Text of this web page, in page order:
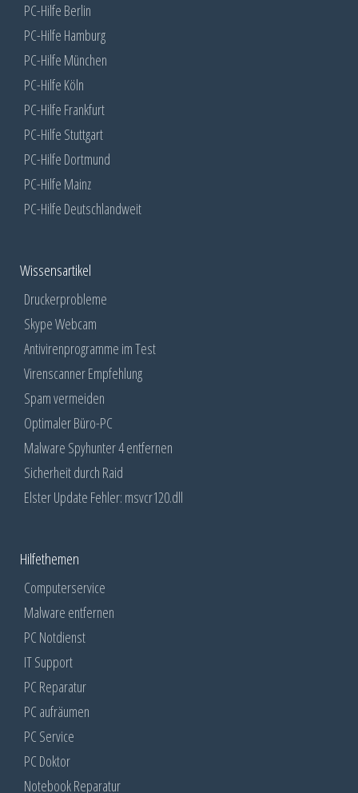
PC-Hilfe Berlin
PC-Hilfe Hamburg
PC-Hilfe München
PC-Hilfe Köln
PC-Hilfe Frankfurt
PC-Hilfe Stuttgart
PC-Hilfe Dortmund
PC-Hilfe Mainz
PC-Hilfe Deutschlandweit
Wissensartikel
Druckerprobleme
Skype Webcam
Antivirenprogramme im Test
Virenscanner Empfehlung
Spam vermeiden
Optimaler Büro-PC
Malware Spyhunter 4 entfernen
Sicherheit durch Raid
Elster Update Fehler: msvcr120.dll
Hilfethemen
Computerservice
Malware entfernen
PC Notdienst
IT Support
PC Reparatur
PC aufräumen
PC Service
PC Doktor
Notebook Reparatur